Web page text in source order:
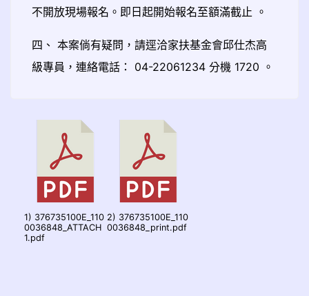
不開放現場報名。即日起開始報名至額滿截止 。
四、 本案倘有疑問，請逕洽家扶基金會邱仕杰高
級專員，連絡電話： 04-22061234 分機 1720 。
1) 376735100E_110
0036848_ATTACH
1.pdf
2) 376735100E_110
0036848_print.pdf